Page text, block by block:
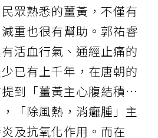
眾熟悉的薑黃，不僅有
重也很有幫助。郭祐睿
活血行氣、通經止痛的
已有上千年，在唐朝的
提到「薑黃主心腹結積…
「除風熱，消癰腫」主
及抗氧化作用。而在